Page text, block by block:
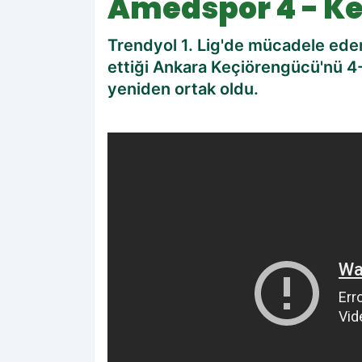
Amedspor 4 -
Trendyol 1. Lig'de mücadele
ettiği Ankara Keçiörengücü'nü
yeniden ortak oldu.